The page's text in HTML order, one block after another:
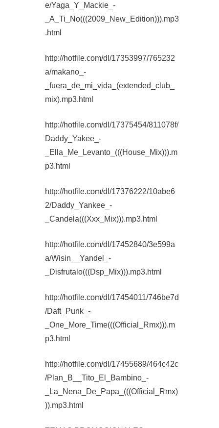
e/Yaga_Y_Mackie_-
_A_Ti_No(((2009_New_Edition))).mp3
.html
http://hotfile.com/dl/17353997/765232
a/makano_-
_fuera_de_mi_vida_(extended_club_
mix).mp3.html
http://hotfile.com/dl/17375454/811078f/
Daddy_Yakee_-
_Ella_Me_Levanto_(((House_Mix))).m
p3.html
http://hotfile.com/dl/17376222/10abe6
2/Daddy_Yankee_-
_Candela(((Xxx_Mix))).mp3.html
http://hotfile.com/dl/17452840/3e599a
a/Wisin__Yandel_-
_Disfrutalo(((Dsp_Mix))).mp3.html
http://hotfile.com/dl/17454011/746be7d
/Daft_Punk_-
_One_More_Time(((Official_Rmx))).m
p3.html
http://hotfile.com/dl/17455689/464c42c
/Plan_B__Tito_El_Bambino_-
_La_Nena_De_Papa_(((Official_Rmx)
)).mp3.html